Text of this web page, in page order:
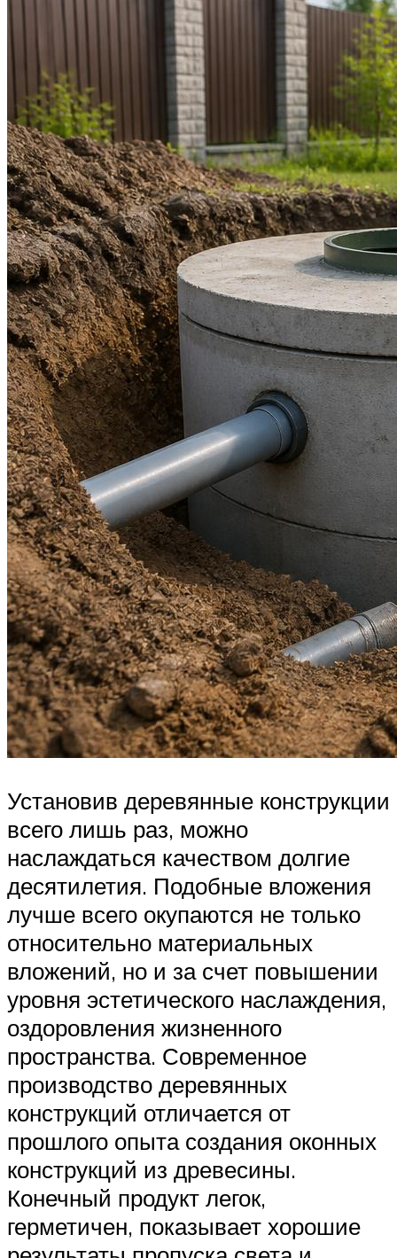
Установив деревянные конструкции
всего лишь раз, можно
наслаждаться качеством долгие
десятилетия. Подобные вложения
лучше всего окупаются не только
относительно материальных
вложений, но и за счет повышении
уровня эстетического наслаждения,
оздоровления жизненного
пространства. Современное
производство деревянных
конструкций отличается от
прошлого опыта создания оконных
конструкций из древесины.
Конечный продукт легок,
герметичен, показывает хорошие